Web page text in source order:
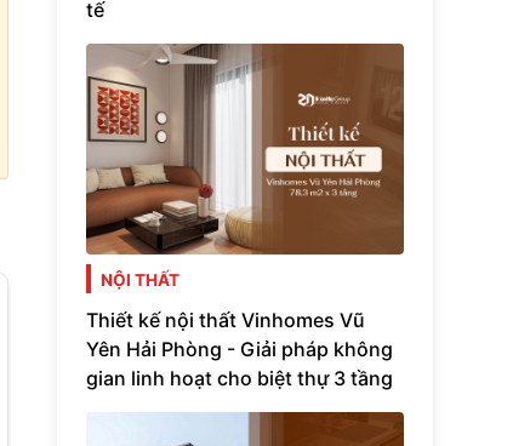
tế
NỘI THẤT
Thiết kế nội thất Vinhomes Vũ
Yên Hải Phòng - Giải pháp không
gian linh hoạt cho biệt thự 3 tầng